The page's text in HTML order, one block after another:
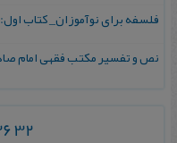
فلسفه برای نوآموزان_ کتاب
نص و تفسیر مکتب فقهی امام
32